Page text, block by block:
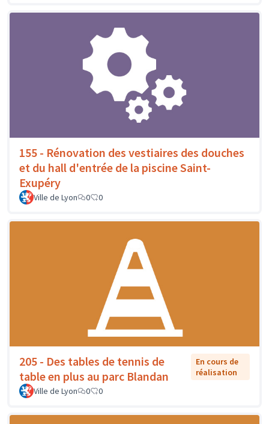
155 - Rénovation des vestiaires des douches
et du hall d'entrée de la piscine Saint-
Exupéry
Ville de Lyon 0 0
205 - Des tables de tennis de
table en plus au parc Blandan
En cours de
réalisation
Ville de Lyon
0 0